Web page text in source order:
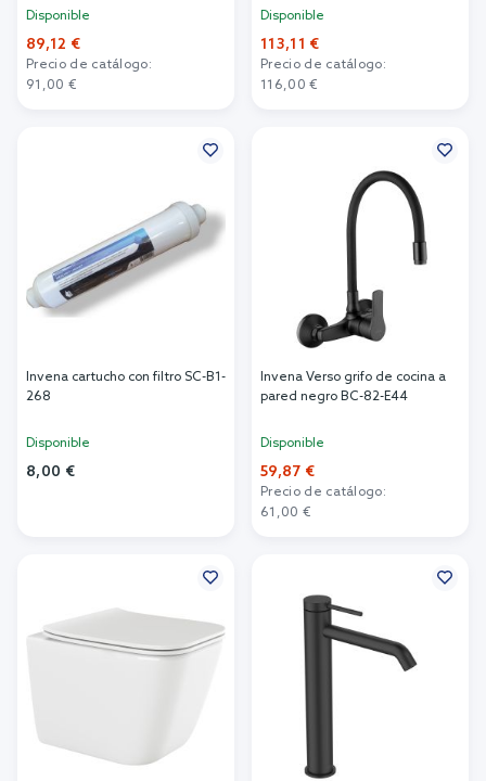
Disponible
89,12 €
Precio de catálogo:
91,00 €
AU-94-D01
Disponible
113,11 €
Precio de catálogo:
116,00 €
Invena cartucho con filtro SC-B1-
268
Disponible
8,00 €
Invena Verso grifo de cocina a
pared negro BC-82-E44
Disponible
59,87 €
Precio de catálogo:
61,00 €